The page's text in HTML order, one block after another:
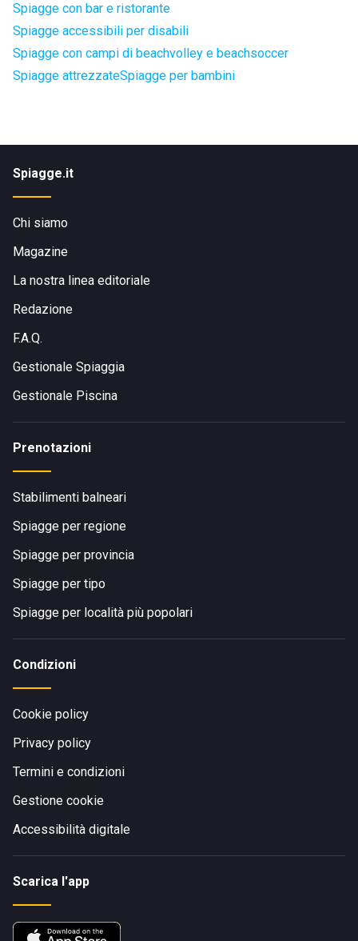
Spiagge con bar e ristorante
Spiagge accessibili per disabili
Spiagge con campi di beachvolley e beachsoccer
Spiagge attrezzateSpiagge per bambini
Spiagge.it
Chi siamo
Magazine
La nostra linea editoriale
Redazione
F.A.Q.
Gestionale Spiaggia
Gestionale Piscina
Prenotazioni
Stabilimenti balneari
Spiagge per regione
Spiagge per provincia
Spiagge per tipo
Spiagge per località più popolari
Condizioni
Cookie policy
Privacy policy
Termini e condizioni
Gestione cookie
Accessibilità digitale
Scarica l'app